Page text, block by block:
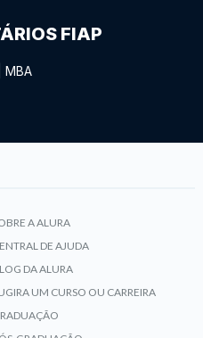
FIAP
MBA
A ALURA
DE AJUDA
DA ALURA
UM CURSO OU CARREIRA